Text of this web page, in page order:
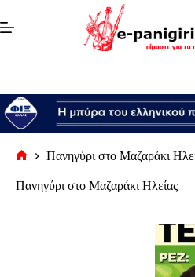
στο
περιεχόμενο
σελίδα
Πανηγύρι στο Μαζαράκι
Πανηγύρι στο Μαζαράκι Ηλείας